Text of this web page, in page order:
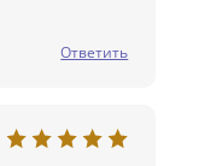
Ответить